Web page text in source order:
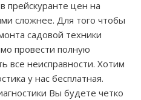
прейскуранте цен на
сложнее. Для того чтобы
садовой техники
провести полную
все неисправности. Хотим
у нас бесплатная.
Вы будете четко